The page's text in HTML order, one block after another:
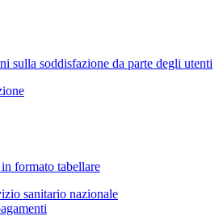
sulla soddisfazione da parte degli utenti
formato tabellare
sanitario nazionale